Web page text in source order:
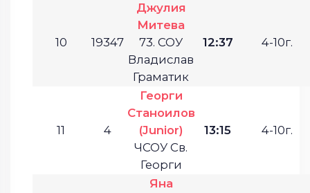
10 19347
Джулия
Митева
73. СОУ
Владислав
Граматик
12:37 4-10г.
11 4
Георги
Станоилов
(Junior)
ЧСОУ Св.
Георги
13:15 4-10г.
Яна